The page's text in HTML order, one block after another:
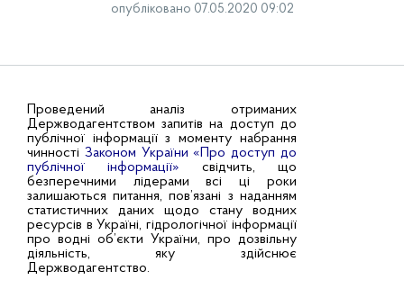
опубліковано 07.05.2020 09:02
Проведений аналіз отриманих
Держводагентством запитів на доступ до
публічної інформації з моменту набрання
чинності Законом України «Про доступ до
публічної інформації» свідчить, що
безперечними лідерами всі ці роки
залишаються питання, пов’язані з наданням
статистичних даних щодо стану водних
ресурсів в Україні, гідрологічної інформації
про водні об’єкти України, про дозвільну
діяльність, яку здійснює
Держводагентство.